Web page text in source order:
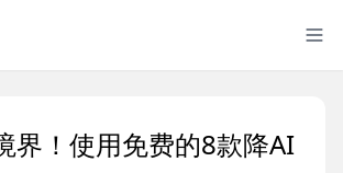
界！使用免费的8款降AI